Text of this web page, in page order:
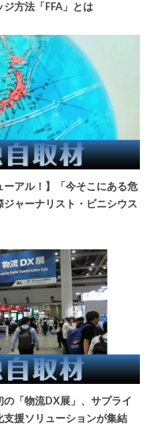
方法「FFA」とは
ーアル！】「今そこにある危
ャーナリスト・ビニシウス
の「物流DX展」、サプライ
援ソリューションが集結